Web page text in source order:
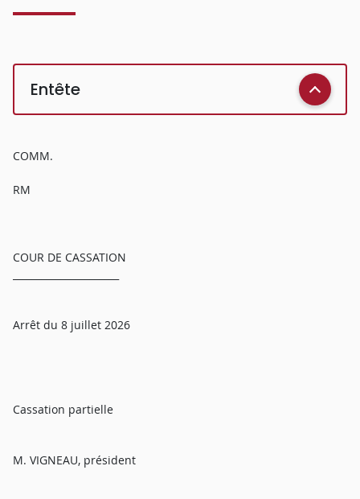
Entête
COMM.
RM
COUR DE CASSATION
Arrêt du 8 juillet 2026
Cassation partielle
M. VIGNEAU, président